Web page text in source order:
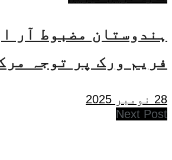
ہندوستان مضبوط آر
فریم ورک پر توجہ
28 نومبر 2025
Next Post